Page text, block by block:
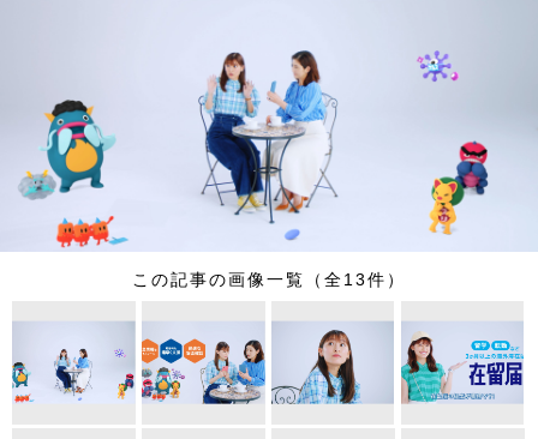
この記事の画像一覧（全13件）